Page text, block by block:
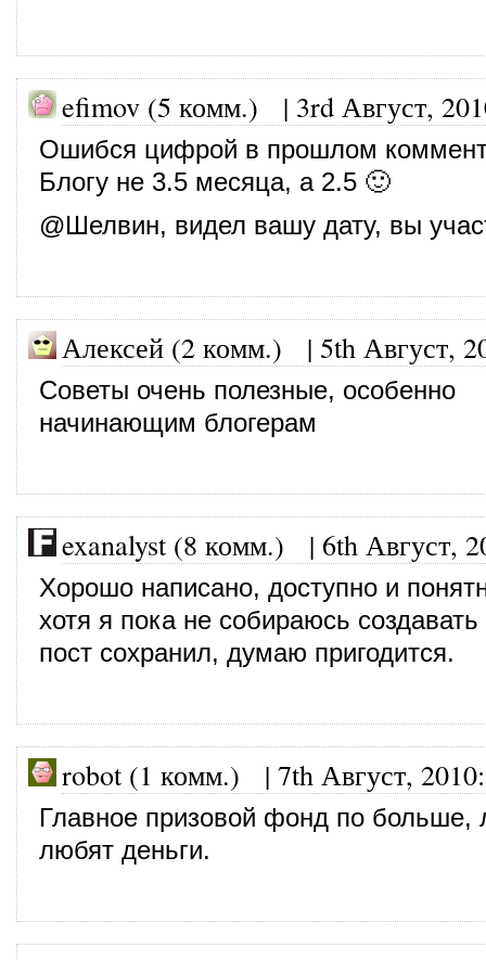
efimov (5 комм.) | 3rd Август,
Ошибся цифрой в прошлом
Блогу не 3.5 месяца, а 2.5 🙂
@Шелвин, видел вашу дату, вы
Алексей (2 комм.) | 5th Август,
Советы очень полезные, особенно
начинающим блогерам
exanalyst (8 комм.) | 6th Август,
Хорошо написано, доступно и
хотя я пока не собираюсь
пост сохранил, думаю пригодится.
robot (1 комм.) | 7th Август, 2010:
Главное призовой фонд по больше,
любят деньги.